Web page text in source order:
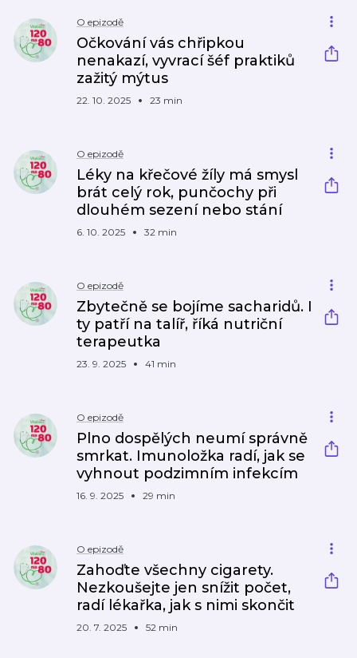
O epizodě
Očkování vás chřipkou
nenakazí, vyvrací šéf praktiků
zažitý mýtus
22. 10. 2025 23 min
O epizodě
Léky na křečové žíly má smysl
brát celý rok, punčochy při
dlouhém sezení nebo stání
6. 10. 2025 32 min
O epizodě
Zbytečně se bojíme sacharidů. I
ty patří na talíř, říká nutriční
terapeutka
23. 9. 2025 41 min
O epizodě
Plno dospělých neumí správně
smrkat. Imunoložka radí, jak se
vyhnout podzimním infekcím
16. 9. 2025 29 min
O epizodě
Zahoďte všechny cigarety.
Nezkoušejte jen snížit počet,
radí lékařka, jak s nimi skončit
20. 7. 2025 52 min